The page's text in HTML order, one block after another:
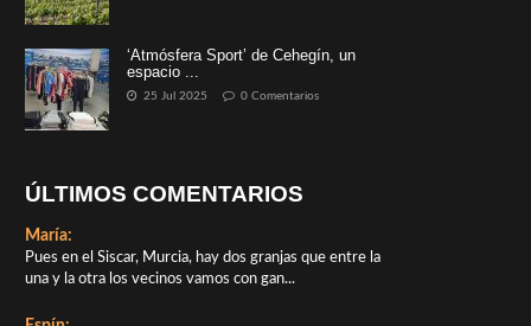
‘Atmósfera Sport’ de Cehegín, un
espacio ...
25 Jul 2025 0 Comentarios
ÚLTIMOS COMENTARIOS
María:
Pues en el Siscar, Murcia, hay dos granjas que entre la
una y la otra los vecinos vamos con gan...